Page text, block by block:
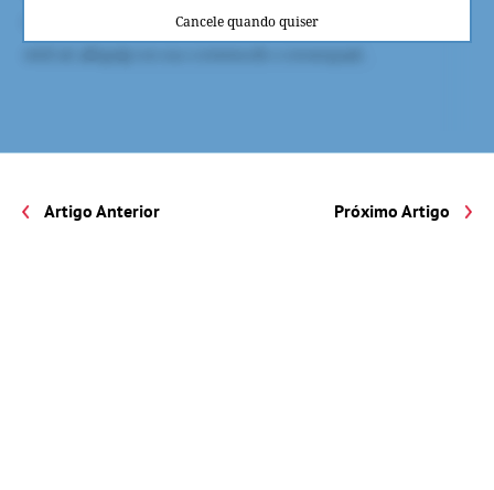
Cancele quando quiser
Artigo Anterior Próximo Artigo